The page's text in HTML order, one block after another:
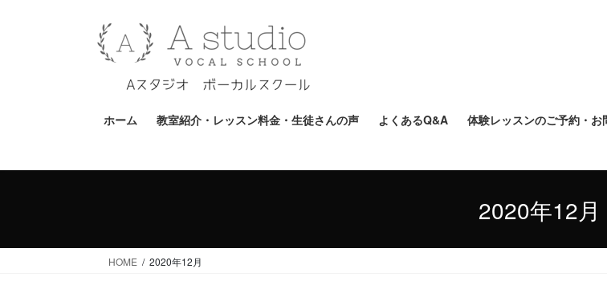
ホーム 教室紹介・レッスン料金・生徒さんの声 よくあるQ&A 体験レッスンのご予約・お
2020年12月
HOME 2020年12月